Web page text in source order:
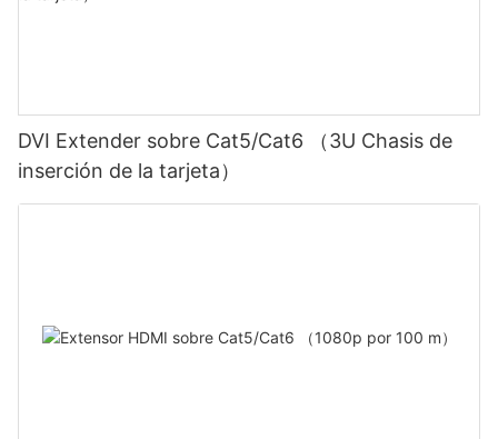
DVI Extender sobre Cat5/Cat6 （3U Chasis de
inserción de la tarjeta）